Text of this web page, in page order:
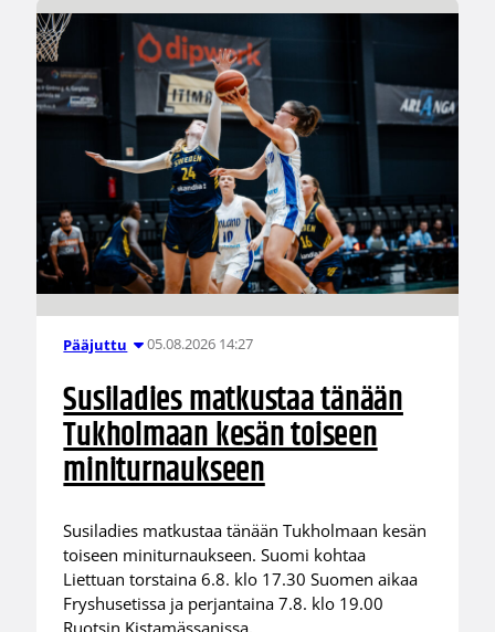
Pääjuttu 05.08.2026 14:27
Susiladies matkustaa tänään
Tukholmaan kesän toiseen
miniturnaukseen
Susiladies matkustaa tänään Tukholmaan kesän
toiseen miniturnaukseen. Suomi kohtaa
Liettuan torstaina 6.8. klo 17.30 Suomen aikaa
Fryshusetissa ja perjantaina 7.8. klo 19.00
Ruotsin Kistamässanissa.